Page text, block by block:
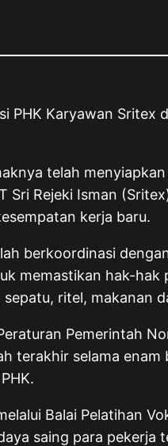
PHK Karyawan
telah
Rejeki Isman
kerja baru.
berkoordinasi
memastikan hak-
ritel, makanan
Pemerintah
terakhir selama
Balai Pelatihan
saing para pekerja